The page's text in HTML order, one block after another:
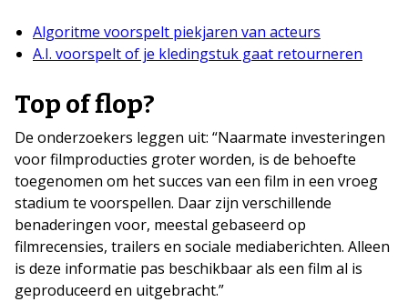
Algoritme voorspelt piekjaren van acteurs
A.I. voorspelt of je kledingstuk gaat retourneren
Top of flop?
De onderzoekers leggen uit: “Naarmate investeringen
voor filmproducties groter worden, is de behoefte
toegenomen om het succes van een film in een vroeg
stadium te voorspellen. Daar zijn verschillende
benaderingen voor, meestal gebaseerd op
filmrecensies, trailers en sociale mediaberichten. Alleen
is deze informatie pas beschikbaar als een film al is
geproduceerd en uitgebracht.”